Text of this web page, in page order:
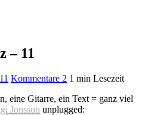
– 11
Kommentare 2 1 min Lesezeit
eine Gitarre, ein Text = ganz viel
Jonsson unplugged: